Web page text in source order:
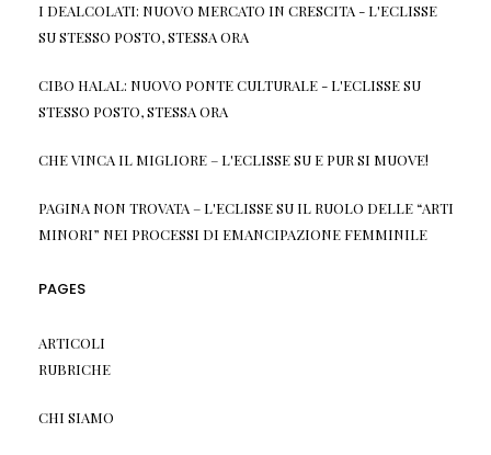
I DEALCOLATI: NUOVO MERCATO IN CRESCITA - L'ECLISSE
SUSTESSO POSTO, STESSA ORA
CIBO HALAL: NUOVO PONTE CULTURALE - L'ECLISSESU
STESSO POSTO, STESSA ORA
CHE VINCA IL MIGLIORE – L'ECLISSESU E PUR SI MUOVE!
PAGINA NON TROVATA – L'ECLISSESU IL RUOLO DELLE “ARTI
MINORI” NEI PROCESSI DI EMANCIPAZIONE FEMMINILE
PAGES
ARTICOLI
RUBRICHE
CHI SIAMO